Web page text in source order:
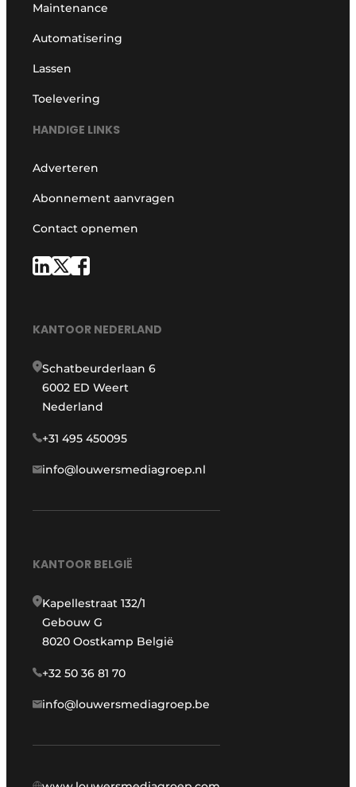
Maintenance
Automatisering
Lassen
Toelevering
HANDIGE LINKS
Adverteren
Abonnement aanvragen
Contact opnemen
KANTOOR NEDERLAND
Schatbeurderlaan 6
6002 ED Weert
Nederland
+31 495 450095
info@louwersmediagroep.nl
KANTOOR BELGIË
Kapellestraat 132/1
Gebouw G
8020 Oostkamp België
+32 50 36 81 70
info@louwersmediagroep.be